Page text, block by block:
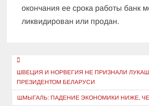
окончания ее срока работы банк
ликвидирован или продан.
Навигация
по
записям
ШВЕЦИЯ И НОРВЕГИЯ НЕ ПРИЗНАЛИ
ПРЕЗИДЕНТОМ БЕЛАРУСИ
ШМЫГАЛЬ: ПАДЕНИЕ ЭКОНОМИКИ НИЖЕ,